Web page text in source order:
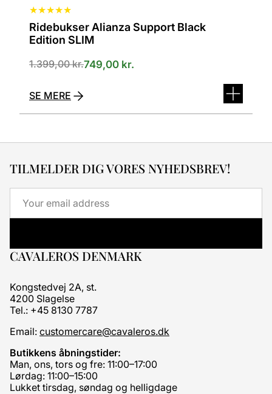
★★★★★
Ridebukser Alianza Support Black
Edition SLIM
1.399,00kr.
Den
var:
749,00 kr.
Den
er:
SE MERE
TILMELDER DIG VORES NYHEDSBREV!
Email
CAVALEROS DENMARK
Kongstedvej 2A, st.
4200 Slagelse
Tel.: +45 8130 7787
Email: customercare@cavaleros.dk
Butikkens åbningstider:
Man, ons, tors og fre: 11:00–17:00
Lørdag: 11:00–15:00
Lukket tirsdag, søndag og helligdage